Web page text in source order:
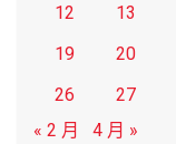
12
13
19
20
26
27
« 2 月
4 月 »